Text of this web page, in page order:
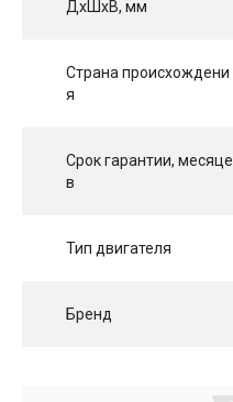
ДхШхВ, мм
Страна происхождени
я
Срок гарантии, месяце
в
Тип двигателя
Бренд